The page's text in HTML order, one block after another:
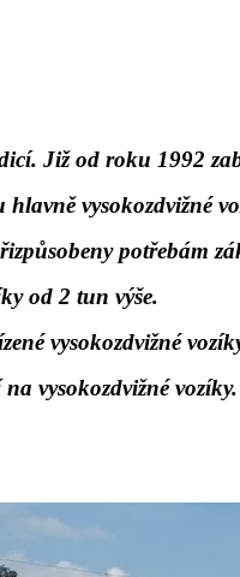
Již od roku 1992
vysokozdvižné
potřebám
od 2 tun výše.
vysokozdvižné
vysokozdvižné vozíky.